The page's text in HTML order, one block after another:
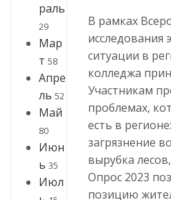
раль
29
Мар
т 58
Апре
ль 52
Май
80
Июн
ь 35
Июл
В рамках
исследования
ситуации в
колледжа
Участникам
проблемах,
есть в
загрязнение
вырубка
Опрос 2023
позицию